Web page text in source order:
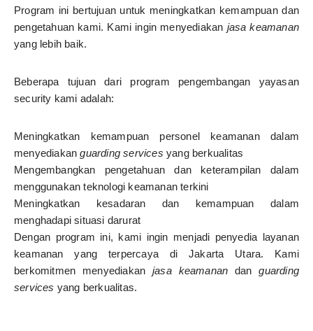
Program ini bertujuan untuk meningkatkan kemampuan dan
pengetahuan kami. Kami ingin menyediakan jasa keamanan
yang lebih baik.
Beberapa tujuan dari program pengembangan yayasan
security kami adalah:
Meningkatkan kemampuan personel keamanan dalam
menyediakanguarding services yang berkualitas
Mengembangkan pengetahuan dan keterampilan dalam
menggunakan teknologi keamanan terkini
Meningkatkan kesadaran dan kemampuan dalam
menghadapi situasi darurat
Dengan program ini, kami ingin menjadi penyedia layanan
keamanan yang terpercaya di Jakarta Utara. Kami
berkomitmen menyediakan jasa keamanan danguarding
services yang berkualitas.